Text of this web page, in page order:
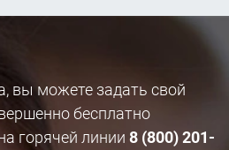
вы можете задать свой
бесплатно
горячей линии 8 (800) 201-